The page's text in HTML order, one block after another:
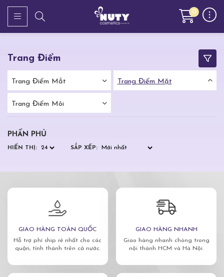
0
Trang Điểm
Trang Điểm Mắt Trang Điểm Mặt
Trang Điểm Môi
PHẤN PHỦ
HIỂN THỊ: SẮP XẾP:
GIAO HÀNG TOÀN QUỐC
Hỗ trợ phí ship rẻ nhất cho các
quận, tỉnh thành trên cả nước.
GIAO HÀNG NHANH
Giao hàng nhanh chóng trong
nội thành HCM và Hà Nội.